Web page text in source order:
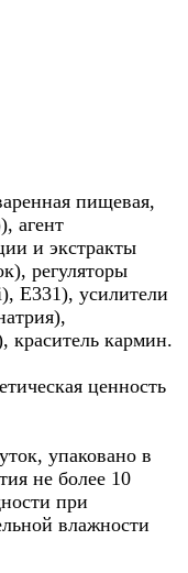
пищевая,
агент
и экстракты
регуляторы
Е331), усилители
краситель кармин.
ценность
упаковано в
не более 10
при
влажности